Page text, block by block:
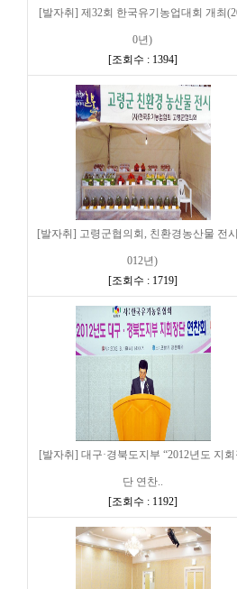
[발자취] 제32회 한국유기농업대회 개최
0년)
[조회수 : 1394]
[발자취] 고령군협의회, 친환경농산물 전
012년)
[조회수 : 1719]
[발자취] 대구·경북도지부 “2012년도 지
단 연찬..
[조회수 : 1192]